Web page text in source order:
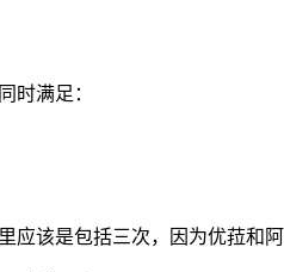
时满足：
该是包括三次，因为优菈和阿